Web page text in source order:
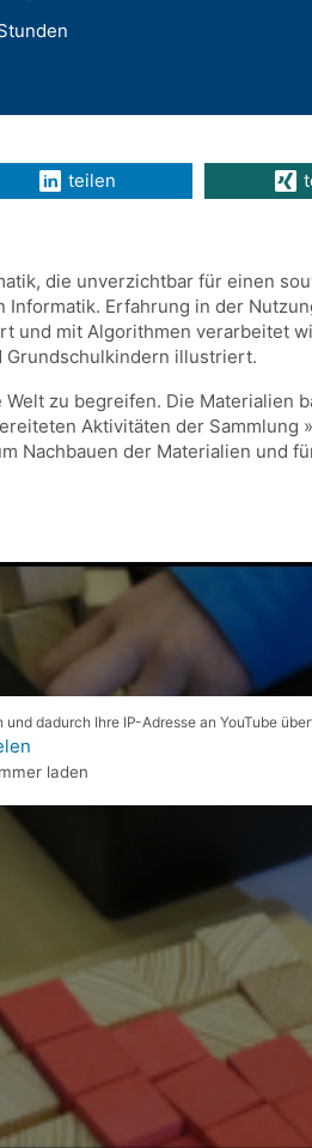
teilen
die unverzichtbar für einen
Erfahrung in der
und mit Algorithmen verarbeitet
Grundschulkindern illustriert.
zu begreifen. Die Materialien
Aktivitäten der Sammlung
Nachbauen der Materialien und
dadurch Ihre IP-Adresse an YouTube
laden